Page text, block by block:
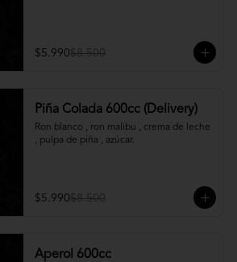
$5.990$8.500
Piña Colada 600cc (Delivery)
Ron blanco , ron malibu , crema de leche
, pulpa de piña , azúcar.
$5.990$8.500
Aperol 600cc